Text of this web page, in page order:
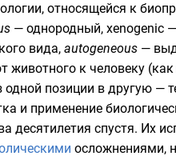
относящейся к
— однородный, xenogenic
вида, autogeneous —
животного к человеку
одной позиции в другую —
и применение
десятилетия спустя. Их
осложнениями,